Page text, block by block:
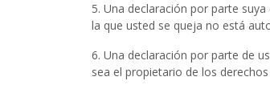
5. Una declaración por parte
la que usted se queja no está
6. Una declaración por parte de
sea el propietario de los